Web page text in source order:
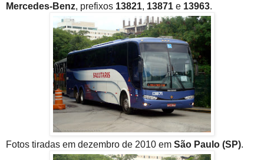
Mercedes-Benz, prefixos 13821, 13871 e 13963.
Fotos tiradas em dezembro de 2010 em São Paulo (SP).